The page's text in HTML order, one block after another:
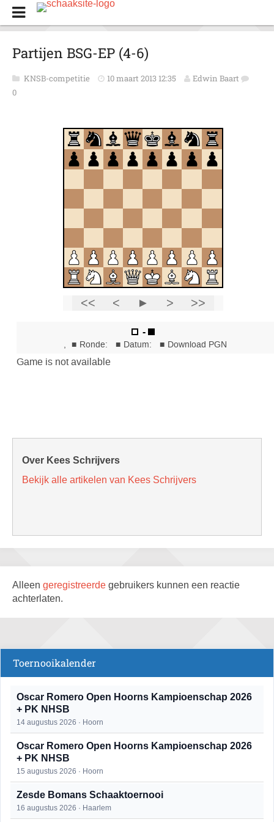
Partijen BSG-EP (4-6)
KNSB-competitie 10 maart 2013 12:35
Edwin Baart
0
Over Kees Schrijvers
Bekijk alle artikelen van Kees Schrijvers
Alleen geregistreerde gebruikers kunnen een reactie
achterlaten.
Toernooikalender
Oscar Romero Open Hoorns Kampioenschap 2026
+ PK NHSB
14 augustus 2026 · Hoorn
Oscar Romero Open Hoorns Kampioenschap 2026
+ PK NHSB
15 augustus 2026 · Hoorn
Zesde Bomans Schaaktoernooi
16 augustus 2026 · Haarlem